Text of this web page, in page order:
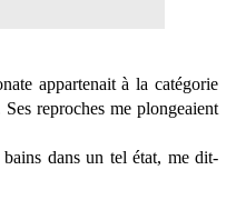
appartenait à la catégorie
reproches me plongeaient
dans un tel état, me dit-